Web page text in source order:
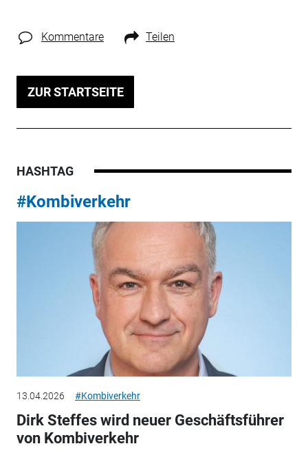
Kommentare Teilen
ZUR STARTSEITE
HASHTAG
#Kombiverkehr
13.04.2026 #Kombiverkehr
Dirk Steffes wird neuer Geschäftsführer
von Kombiverkehr